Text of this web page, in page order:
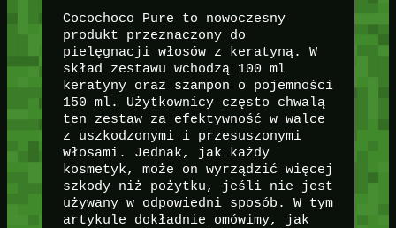
Cocochoco Pure to nowoczesny
produkt przeznaczony do
pielęgnacji włosów z keratyną. W
skład zestawu wchodzą 100 ml
keratyny oraz szampon o pojemności
150 ml. Użytkownicy często chwalą
ten zestaw za efektywność w walce
z uszkodzonymi i przesuszonymi
włosami. Jednak, jak każdy
kosmetyk, może on wyrządzić więcej
szkody niż pożytku, jeśli nie jest
używany w odpowiedni sposób. W tym
artykule dokładnie omówimy, jak